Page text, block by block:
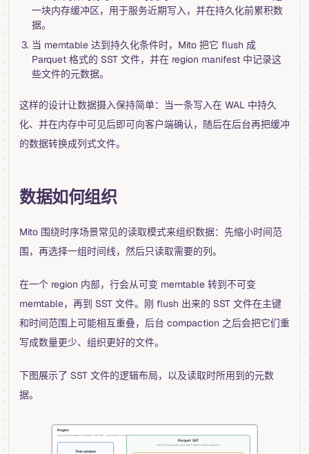
一块内存缓冲区，用于服务近期写入，并在持久化前累积数
据。
当 memtable 达到持久化条件时，Mito 把它 flush 成
Parquet 格式的 SST 文件，并在 region manifest 中记录这
些文件的元数据。
这样的设计让数据摄入保持简单：当一条写入在 WAL 中持久
化、并在内存中可见后即可向客户端确认，随后在后台再把缓冲
的数据转换成列式文件。
数据如何组织
Mito 围绕时序场景常见的读取模式来组织数据：先缩小时间范
围，再选择一组时间线，然后只读取需要的列。
在一个 region 内部，行会从可变 memtable 转到不可变
memtable，再到 SST 文件。刚 flush 出来的 SST 文件在主键
和时间范围上可能相互重叠，后台 compaction 之后会把它们重
写成数量更少、组织更好的文件。
下图展示了 SST 文件的逻辑布局，以及读取时所用到的元数
据。